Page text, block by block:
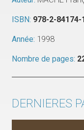
ISBN: 978-2-84174-
Année: 1998
Nombre de pages:
DERNIERES